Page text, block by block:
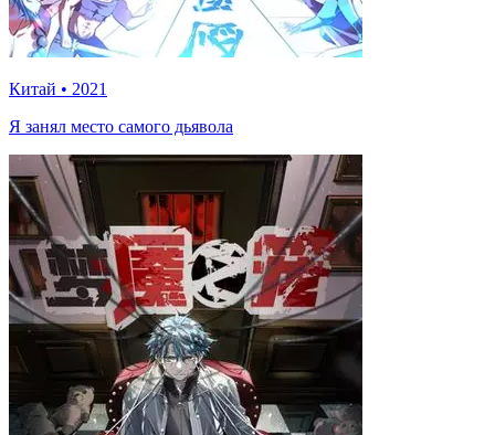
Китай • 2021
Я занял место самого дьявола